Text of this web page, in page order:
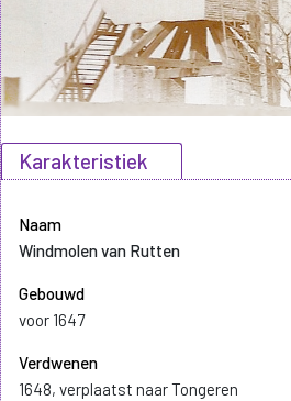
Karakteristiek
Naam
Windmolen van Rutten
Gebouwd
voor 1647
Verdwenen
1648, verplaatst naar Tongeren